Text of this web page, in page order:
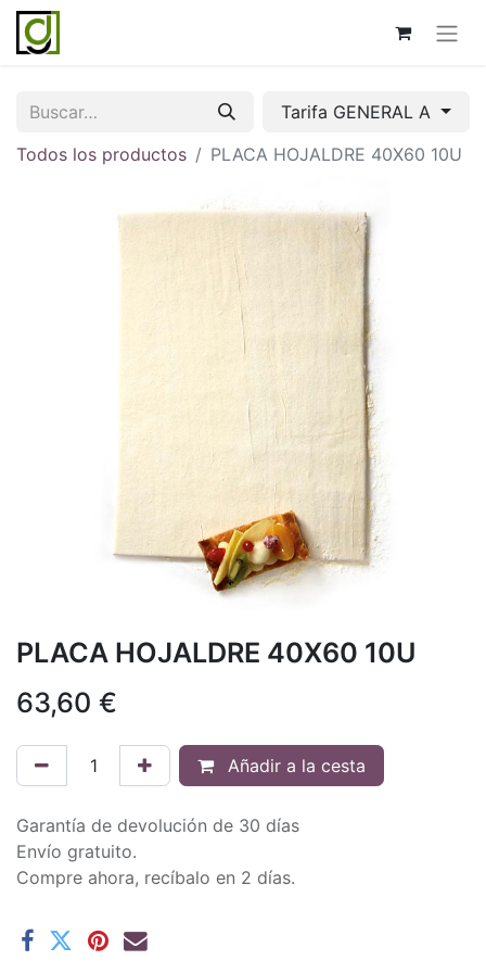
Tarifa GENERAL A
Todos los productos
PLACA HOJALDRE 40X60 10U
PLACA HOJALDRE 40X60 10U
63,60 €
Añadir a la cesta
Garantía de devolución de 30 días
Envío gratuito.
Compre ahora, recíbalo en 2 días.